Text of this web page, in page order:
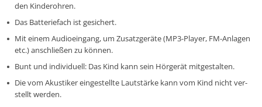
den Kin­de­roh­ren.
Das Bat­te­rie­fach ist ge­si­chert.
Mit einem Au­dio­ein­gang, um Zu­satz­ge­rä­te (MP3-Play­er, FM-An­la­gen
etc.) an­schlie­ßen zu können.
Bunt und in­di­vi­du­ell: Das Kind kann sein Hör­ge­rät mit­ge­stal­ten.
Die vom Akus­ti­ker ein­ge­stell­te Laut­stär­ke kann vom Kind nicht ver­
stellt werden.